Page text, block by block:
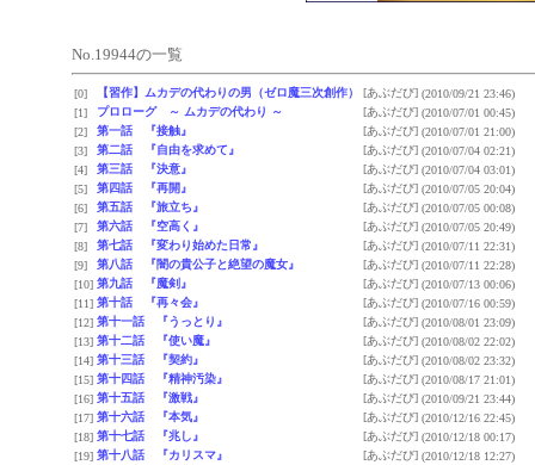
No.19944の一覧
[0] 【習作】ムカデの代わりの男（ゼロ魔三次創作） [あぶだび] (2010/09/21 23:46)
[1]
プロローグ ～ ムカデの代わり ～ [あぶだび] (2010/07/01 00:45)
[2]
第一話 『接触』 [あぶだび] (2010/07/01 21:00)
[3]
第二話 『自由を求めて』 [あぶだび] (2010/07/04 02:21)
[4]
第三話 『決意』 [あぶだび] (2010/07/04 03:01)
[5]
第四話 『再開』 [あぶだび] (2010/07/05 20:04)
[6]
第五話 『旅立ち』 [あぶだび] (2010/07/05 00:08)
[7]
第六話 『空高く』 [あぶだび] (2010/07/05 20:49)
[8]
第七話 『変わり始めた日常』 [あぶだび] (2010/07/11 22:31)
[9]
第八話 『闇の貴公子と絶望の魔女』 [あぶだび] (2010/07/11 22:28)
[10] 第九話 『魔剣』 [あぶだび] (2010/07/13 00:06)
[11] 第十話 『再々会』 [あぶだび] (2010/07/16 00:59)
[12] 第十一話 『うっとり』 [あぶだび] (2010/08/01 23:09)
[13] 第十二話 『使い魔』 [あぶだび] (2010/08/02 22:02)
[14] 第十三話 『契約』 [あぶだび] (2010/08/02 23:32)
[15] 第十四話 『精神汚染』 [あぶだび] (2010/08/17 21:01)
[16] 第十五話 『激戦』 [あぶだび] (2010/09/21 23:44)
[17] 第十六話 『本気』 [あぶだび] (2010/12/16 22:45)
[18] 第十七話 『兆し』 [あぶだび] (2010/12/18 00:17)
[19] 第十八話 『カリスマ』 [あぶだび] (2010/12/18 12:27)